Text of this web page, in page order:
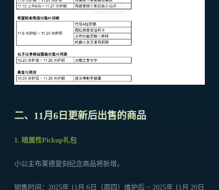
二、11月6日更新后出售的商品
1. 暗属性Pickup礼包
小公主布莱德复刻纪念商品将新增。
销售时间：2025年 11月 6日（周四）维护后 ~ 2025年 11月 20日